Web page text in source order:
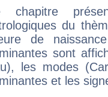
chapitre
du
de
sont
les modes
et les